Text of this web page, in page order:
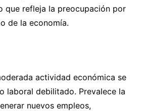
que refleja la preocupación por
de la economía.
actividad económica se
laboral debilitado. Prevalece la
nuevos empleos,